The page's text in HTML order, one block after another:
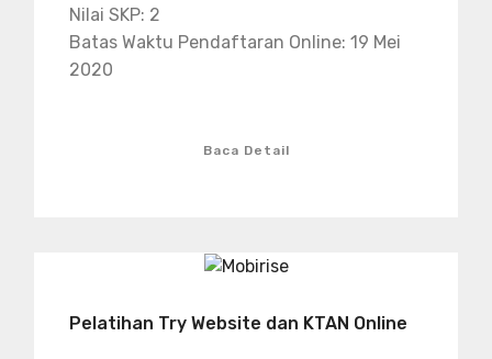
Nilai SKP: 2
Batas Waktu Pendaftaran Online: 19 Mei
2020
Baca Detail
Pelatihan Try Website dan KTAN Online